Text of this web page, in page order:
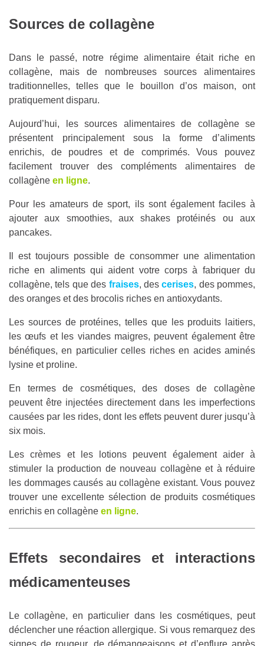
Sources de collagène
Dans le passé, notre régime alimentaire était riche en
collagène, mais de nombreuses sources alimentaires
traditionnelles, telles que le bouillon d’os maison, ont
pratiquement disparu.
Aujourd’hui, les sources alimentaires de collagène se
présentent principalement sous la forme d’aliments
enrichis, de poudres et de comprimés. Vous pouvez
facilement trouver des compléments alimentaires de
collagène en ligne.
Pour les amateurs de sport, ils sont également faciles à
ajouter aux smoothies, aux shakes protéinés ou aux
pancakes.
Il est toujours possible de consommer une alimentation
riche en aliments qui aident votre corps à fabriquer du
collagène, tels que des fraises, descerises, des pommes,
des oranges et des brocolis riches en antioxydants.
Les sources de protéines, telles que les produits laitiers,
les œufs et les viandes maigres, peuvent également être
bénéfiques, en particulier celles riches en acides aminés
lysine et proline.
En termes de cosmétiques, des doses de collagène
peuvent être injectées directement dans les imperfections
causées par les rides, dont les effets peuvent durer jusqu’à
six mois.
Les crèmes et les lotions peuvent également aider à
stimuler la production de nouveau collagène et à réduire
les dommages causés au collagène existant. Vous pouvez
trouver une excellente sélection de produits cosmétiques
enrichis en collagène en ligne.
Effets secondaires et interactions
médicamenteuses
Le collagène, en particulier dans les cosmétiques, peut
déclencher une réaction allergique. Si vous remarquez des
signes de rougeur, de démangeaisons et d’enflure après